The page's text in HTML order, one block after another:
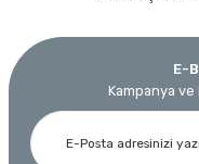
E-
Kampanya ve